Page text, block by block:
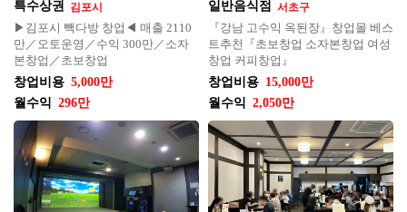
특수상권 김포시
▶김포시 빽다방 창업◀ 매출 2110
만／오토운영／수익 300만／소자
본창업／초보창업
창업비용 5,000만
월수익 296만
일반음식점 서초구
『강남 고수익 옥된장』창업몰 베스
트추천『초보창업 소자본창업 여성
창업 커피창업』
창업비용 15,000만
월수익 2,050만